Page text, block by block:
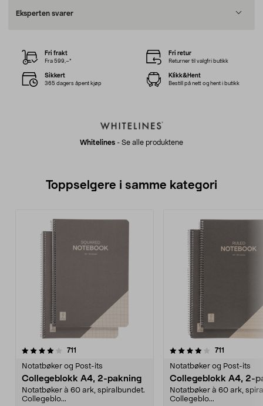
Eksperten svarer
Whitelines - Se alle produktene
Fri frakt
Fra 599,–*
Fri retur
Returner til valgfri butikk
Sikkert
365 dagers åpent kjøp
Klikk&Hent
Bestill på nett og hent i butikk
Toppselgere i samme kategori
711
Notatbøker og Post-its
Collegeblokk A4, 2-pakning
Notatbøker à 60 ark, spiralbundet.
Collegeblo...
4.0 av 5 stjerner 711
Notatbøker og Post-its
Collegeblokk A4, 2-
Notatbøker à 60 ark,
Collegeblo...
4.5 av 5 stjerner